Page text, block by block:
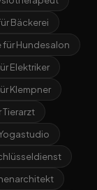
Bäckerei
für Hundesalon
Elektriker
Klempner
Tierarzt